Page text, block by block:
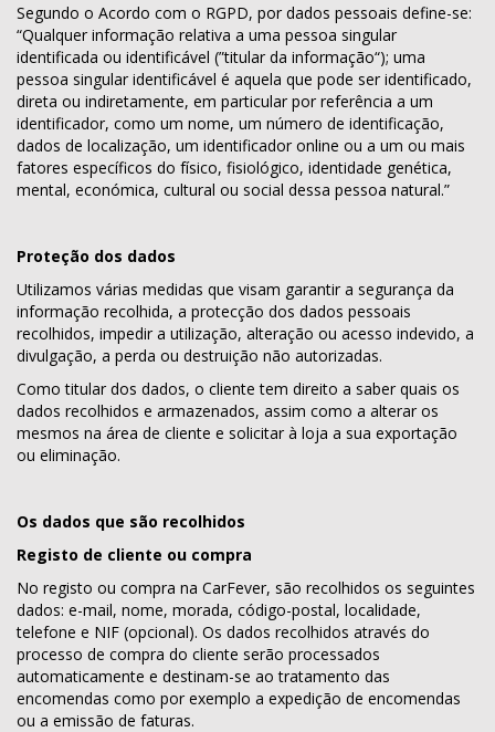
Segundo o Acordo com o RGPD, por dados pessoais define-se:
“Qualquer informação relativa a uma pessoa singular
identificada ou identificável (”titular da informação“); uma
pessoa singular identificável é aquela que pode ser identificado,
direta ou indiretamente, em particular por referência a um
identificador, como um nome, um número de identificação,
dados de localização, um identificador online ou a um ou mais
fatores específicos do físico, fisiológico, identidade genética,
mental, económica, cultural ou social dessa pessoa natural.”
Proteção dos dados
Utilizamos várias medidas que visam garantir a segurança da
informação recolhida, a protecção dos dados pessoais
recolhidos, impedir a utilização, alteração ou acesso indevido, a
divulgação, a perda ou destruição não autorizadas.
Como titular dos dados, o cliente tem direito a saber quais os
dados recolhidos e armazenados, assim como a alterar os
mesmos na área de cliente e solicitar à loja a sua exportação
ou eliminação.
Os dados que são recolhidos
Registo de cliente ou compra
No registo ou compra na CarFever, são recolhidos os seguintes
dados: e-mail, nome, morada, código-postal, localidade,
telefone e NIF (opcional). Os dados recolhidos através do
processo de compra do cliente serão processados
automaticamente e destinam-se ao tratamento das
encomendas como por exemplo a expedição de encomendas
ou a emissão de faturas.